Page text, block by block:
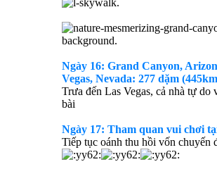
Ngày 16: Grand Canyon,
Vegas, Nevada: 277 dặm
Trưa đến Las Vegas, cả nhà tự do
bài
Ngày 17: Tham quan vui chơi
Tiếp tục oánh thu hồi vốn chuyến